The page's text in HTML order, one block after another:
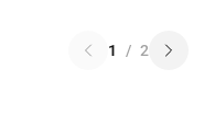
1 / 2